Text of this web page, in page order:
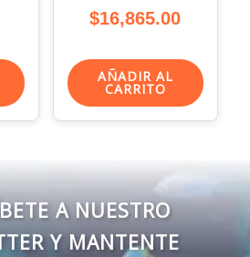
$16,865.00
AÑADIR AL
CARRITO
A NUESTRO
Y MANTENTE